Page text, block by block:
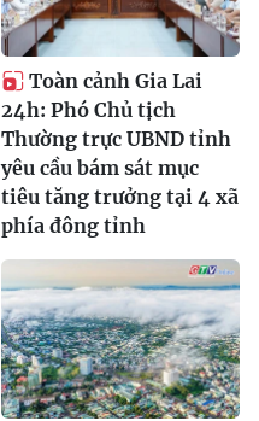
Toàn cảnh Gia Lai
24h: Phó Chủ tịch
Thường trực UBND tỉnh
yêu cầu bám sát mục
tiêu tăng trưởng tại 4 xã
phía đông tỉnh